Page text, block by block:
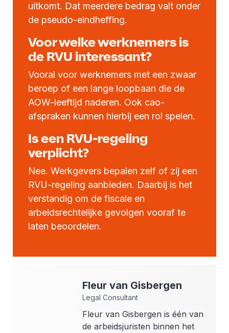
uitkomt. Dat meerdere bedrag valt onder
de pseudo-eindheffing.
Voor welke werknemers is
de RVU interessant?
Vooral voor werknemers met een zwaar
beroep of een lange loopbaan die de
AOW-leeftijd naderen. Ook cao-
afspraken kunnen hierbij een rol spelen.
Is een RVU-regeling
verplicht?
Nee. Werkgevers bepalen zelf of zij een
RVU-regeling aanbieden. Daarbij is het
verstandig om de fiscale en
arbeidsrechtelijke gevolgen vooraf te
laten beoordelen.
Fleur van Gisbergen
Legal Consultant
Fleur van Gisbergen is één van
de arbeidsjuristen binnen het